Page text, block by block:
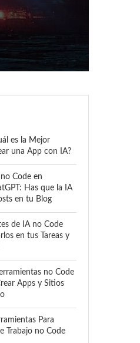
es la Mejor
una App con IA?
Code en
Has que la IA
en tu Blog
de IA no Code
en tus Tareas y
no Code
Apps y Sitios
Para
Trabajo no Code